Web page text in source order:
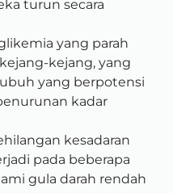
turun secara
yang parah
kejang, yang
yang berpotensi
kadar
kesadaran
pada beberapa
gula darah rendah